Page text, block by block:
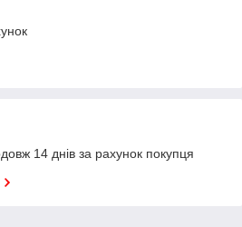
14 днів за рахунок покупця